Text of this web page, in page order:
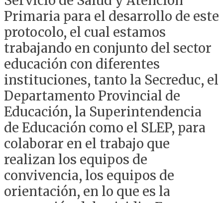
Primaria para el desarrollo de este
protocolo, el cual estamos
trabajando en conjunto del sector
educación con diferentes
instituciones, tanto la Secreduc, el
Departamento Provincial de
Educación, la Superintendencia
de Educación como el SLEP, para
colaborar en el trabajo que
realizan los equipos de
convivencia, los equipos de
orientación, en lo que es la